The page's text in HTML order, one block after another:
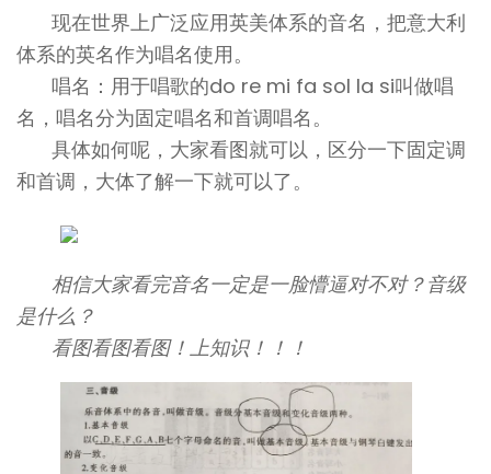
现在世界上广泛应用英美体系的音名，把意大利
体系的英名作为唱名使用。
唱名：用于唱歌的do re mi fa sol la si叫做唱
名，唱名分为固定唱名和首调唱名。
具体如何呢，大家看图就可以，区分一下固定调
和首调，大体了解一下就可以了。
相信大家看完音名一定是一脸懵逼对不对？音级
是什么？
看图看图看图！上知识！！！